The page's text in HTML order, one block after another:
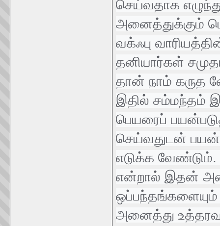
செய்வதாக
அனைத்துக்கும்
வக்ஃபு
தனியார்கள்
தான் நாம் கருத
இதில் சம்மந்தம்
பெயரைப்
செய்வதுடன்
எடுக்க வேண்டும்.
என்றால் இதன்
ஒப்பந்தங்களையும்
அனைத்து